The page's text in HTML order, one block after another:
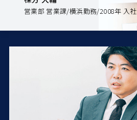
営業部 営業課/横浜勤務/2008年 入社